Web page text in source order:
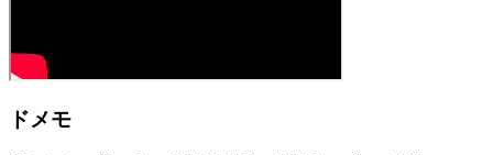
ドメモ